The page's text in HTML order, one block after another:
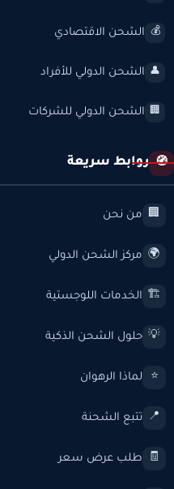
💰 الشحن الاقتصادي
👤 الشحن الدولي للأفراد
🏢 الشحن الدولي للشركات
🧭 روابط سريعة
🏢 من نحن
🌍 مركز الشحن الدولي
🏗️ الخدمات اللوجستية
💡 حلول الشحن الذكية
⭐ لماذا الرهوان
📍 تتبع الشحنة
🧾 طلب عرض سعر